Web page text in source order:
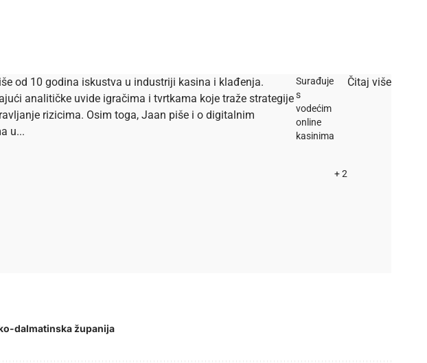
od 10 godina iskustva u industriji kasina i klađenja.
analitičke uvide igračima i tvrtkama koje traže strategije
rizicima. Osim toga, Jaan piše i o digitalnim
u...
Surađuje
s
vodećim
online
kasinima
+ 2
Čitaj više
dalmatinska županija